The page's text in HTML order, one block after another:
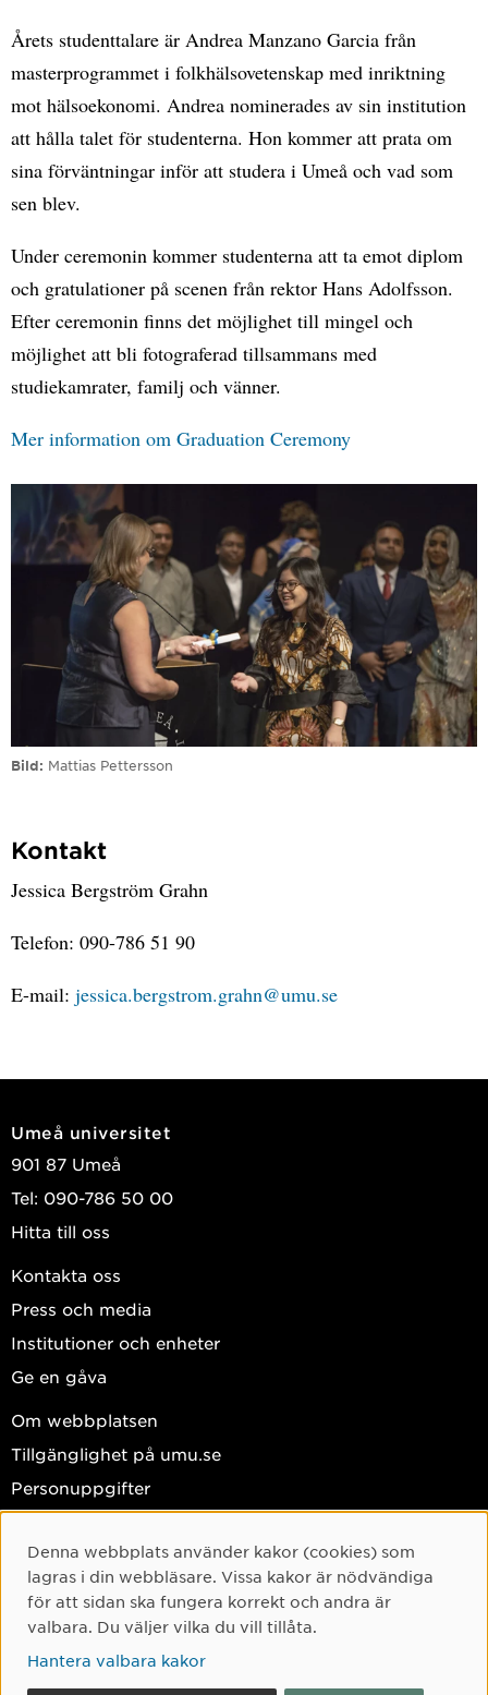
Årets studenttalare är Andrea Manzano Garcia från
masterprogrammet i folkhälsovetenskap med inriktning
mot hälsoekonomi. Andrea nominerades av sin institution
att hålla talet för studenterna. Hon kommer att prata om
sina förväntningar inför att studera i Umeå och vad som
sen blev.
Under ceremonin kommer studenterna att ta emot diplom
och gratulationer på scenen från rektor Hans Adolfsson.
Efter ceremonin finns det möjlighet till mingel och
möjlighet att bli fotograferad tillsammans med
studiekamrater, familj och vänner.
Mer information om Graduation Ceremony
Bild Mattias Pettersson
Kontakt
Jessica Bergström Grahn
Telefon: 090-786 51 90
E-mail: jessica.bergstrom.grahn@umu.se
Umeå universitet
901 87 Umeå
Tel: 090-786 50 00
Hitta till oss
Kontakta oss
Press och media
Institutioner och enheter
Ge en gåva
Om webbplatsen
Tillgänglighet på umu.se
Personuppgifter
Facebook
Instagram
TikTok
Youtube
Cookie-samtycke
Denna webbplats använder kakor (cookies) som
lagras i din webbläsare. Vissa kakor är nödvändiga
för att sidan ska fungera korrekt och andra är
valbara. Du väljer vilka du vill tillåta.
Hantera valbara kakor